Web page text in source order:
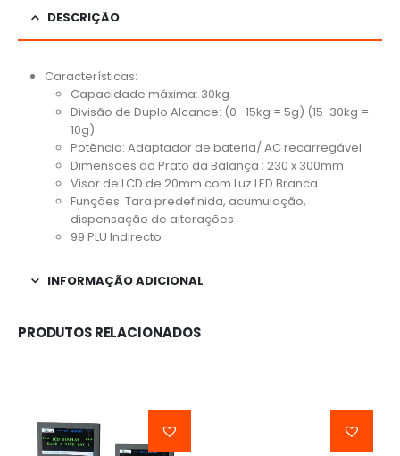
DESCRIÇÃO
Características:
Capacidade máxima: 30kg
Divisão de Duplo Alcance: (0 -15kg = 5g) (15-30kg =
10g)
Potência: Adaptador de bateria/ AC recarregável
Dimensões do Prato da Balança : 230 x 300mm
Visor de LCD de 20mm com Luz LED Branca
Funções: Tara predefinida, acumulação,
dispensação de alterações
99 PLU Indirecto
INFORMAÇÃO ADICIONAL
PRODUTOS RELACIONADOS